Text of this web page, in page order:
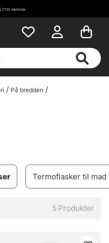
2732 stemmer
På bredden
Termoflasker til mad
5 Produkter